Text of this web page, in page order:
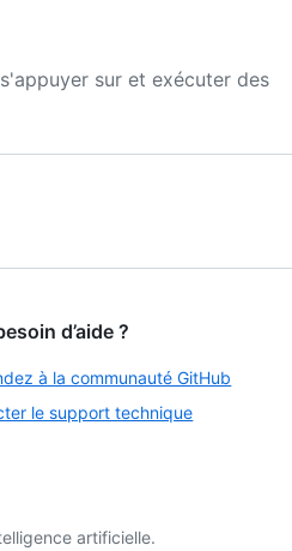
sur et exécuter des
d’aide ?
à la communauté GitHub
le support technique
artificielle.